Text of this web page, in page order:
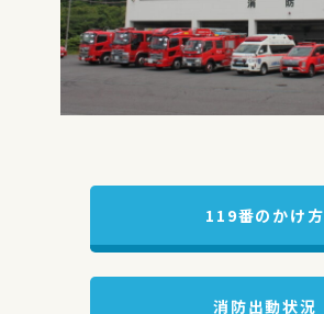
119番のかけ方
消防出動状況